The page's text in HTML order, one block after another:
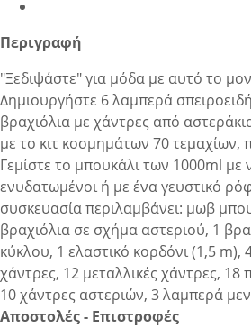
Περιγραφή
"Ξεδιψάστε" για μόδα με αυτό το
Δημιουργήστε 6 λαμπερά
βραχιόλια με χάντρες από
με το κιτ κοσμημάτων 70 τεμαχίων,
Γεμίστε το μπουκάλι των 1000ml με
ενυδατωμένοι ή με ένα γευστικό
συσκευασία περιλαμβάνει: μωβ
βραχιόλια σε σχήμα αστεριού, 1
κύκλου, 1 ελαστικό κορδόνι (1,5 m),
χάντρες, 12 μεταλλικές χάντρες, 18
10 χάντρες αστεριών, 3 λαμπερά
Αποστολές - Επιστροφές